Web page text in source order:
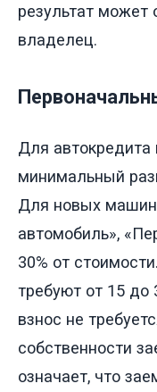
результат может
владелец.
Для автокредита
минимальный
Для новых
автомобиль»,
30% от
требуют от 15 до
взнос не
собственности
означает, что